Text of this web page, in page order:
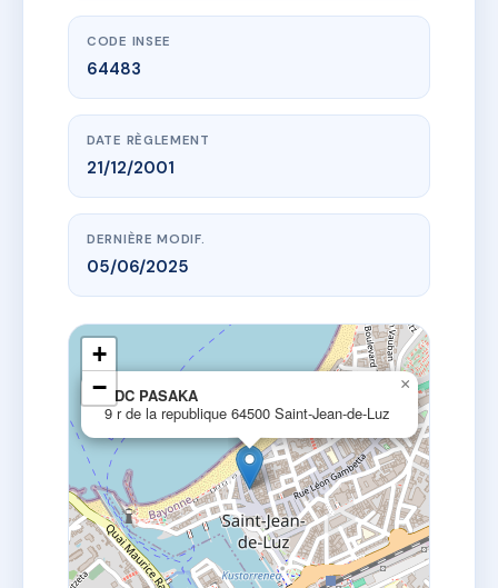
CODE INSEE
64483
DATE RÈGLEMENT
21/12/2001
DERNIÈRE MODIF.
05/06/2025
SDC PASAKA
9 r de la republique 64500 Saint-Jean-de-Luz
×
+
−